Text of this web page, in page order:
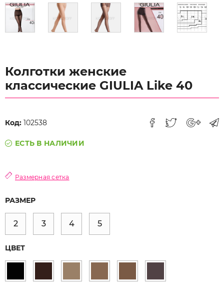
Колготки женские
классические GIULIA Like 40
Код: 102538
ЕСТЬ В НАЛИЧИИ
Размерная сетка
РАЗМЕР
2 3 4 5
ЦВЕТ